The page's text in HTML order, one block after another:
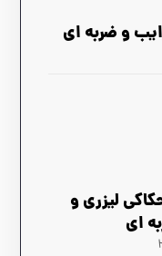
و ضربه ای
لیزری و
ای